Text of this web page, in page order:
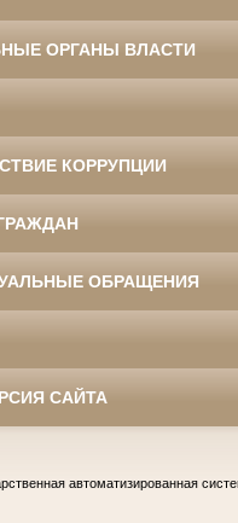
ОРГАНЫ ВЛАСТИ
КОРРУПЦИИ
ОБРАЩЕНИЯ
САЙТА
автоматизированная